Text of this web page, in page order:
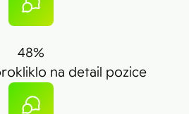
48%
na detail pozice